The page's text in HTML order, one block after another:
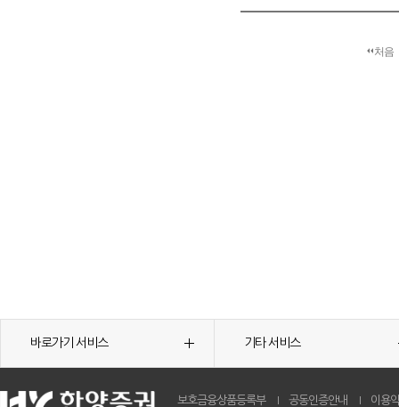
처음
바로가기 서비스 기타 서비스
보호금융상품등록부 공동인증안내 이용